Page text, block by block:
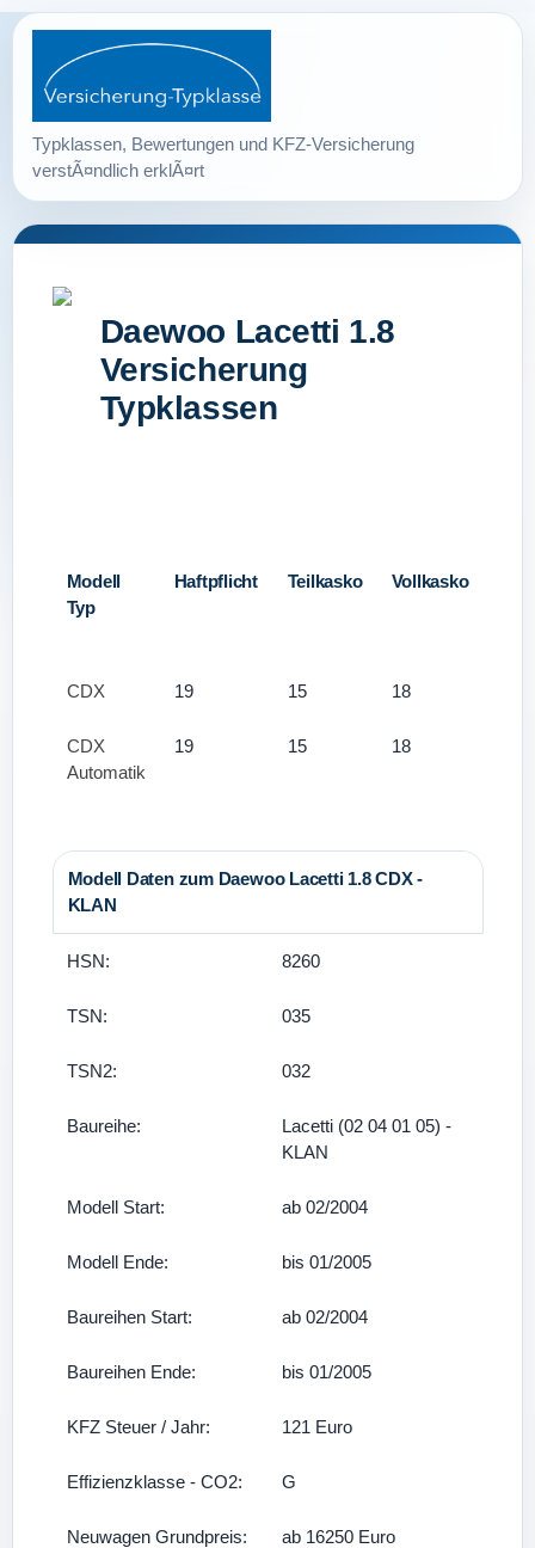
Daewoo Lacetti 1.8
Versicherung
Typklassen
Modell
Typ
Haftpflicht Teilkasko Vollkasko
CDX 19 15 18
CDX
Automatik
19 15 18
Modell Daten zum Daewoo Lacetti 1.8 CDX -
KLAN
HSN: 8260
TSN: 035
TSN2: 032
Baureihe:
Lacetti (02 04 01 05) -
KLAN
Modell Start: ab 02/2004
Modell Ende: bis 01/2005
Baureihen Start: ab 02/2004
Baureihen Ende: bis 01/2005
KFZ Steuer / Jahr: 121 Euro
Effizienzklasse - CO2: G
Neuwagen Grundpreis: ab 16250 Euro